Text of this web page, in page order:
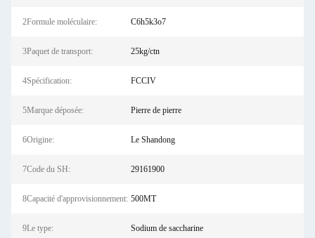
2Formule moléculaire: C6h5k3o7
3Paquet de transport: 25kg/ctn
4Spécification: FCCIV
5Marque déposée: Pierre de pierre
6Origine: Le Shandong
7Code du SH: 29161900
8Capacité d'approvisionnement: 500MT
9Le type: Sodium de saccharine